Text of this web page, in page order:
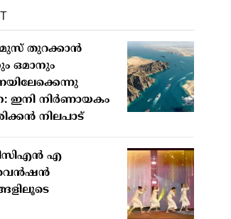
തുറക്കാന്‍
ഒമാനും
ഇനി നിര്‍ണായകം
നിലപാട്
എ